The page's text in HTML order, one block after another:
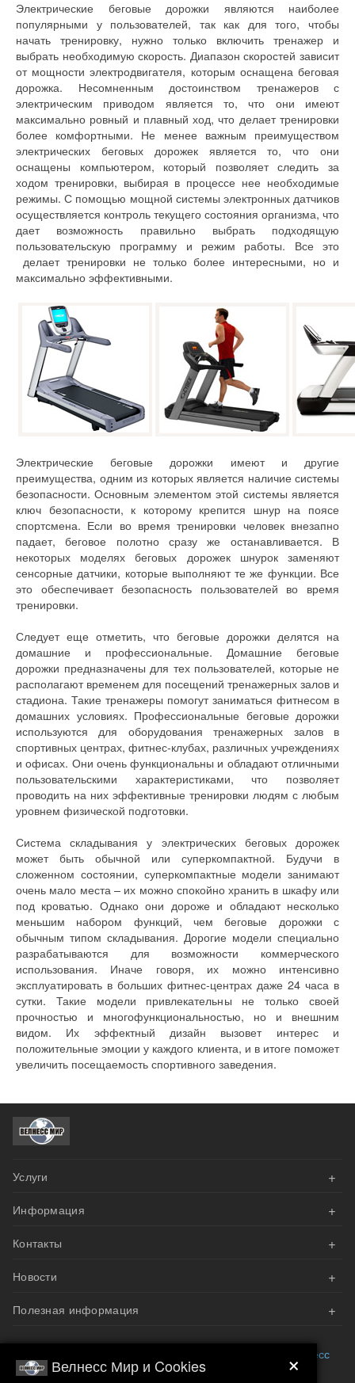
Электрические беговые дорожки являются наиболее
популярными у пользователей, так как для того, чтобы
начать тренировку, нужно только включить тренажер и
выбрать необходимую скорость. Диапазон скоростей зависит
от мощности электродвигателя, которым оснащена беговая
дорожка. Несомненным достоинством тренажеров с
электрическим приводом является то, что они имеют
максимально ровный и плавный ход, что делает тренировки
более комфортными. Не менее важным преимуществом
электрических беговых дорожек является то, что они
оснащены компьютером, который позволяет следить за
ходом тренировки, выбирая в процессе нее необходимые
режимы. С помощью мощной системы электронных датчиков
осуществляется контроль текущего состояния организма, что
дает возможность правильно выбрать подходящую
пользовательскую программу и режим работы. Все это
делает тренировки не только более интересными, но и
максимально эффективными.
Электрические беговые дорожки имеют и другие
преимущества, одним из которых является наличие системы
безопасности. Основным элементом этой системы является
ключ безопасности, к которому крепится шнур на поясе
спортсмена. Если во время тренировки человек внезапно
падает, беговое полотно сразу же останавливается. В
некоторых моделях беговых дорожек шнурок заменяют
сенсорные датчики, которые выполняют те же функции. Все
это обеспечивает безопасность пользователей во время
тренировки.
Следует еще отметить, что беговые дорожки делятся на
домашние и профессиональные. Домашние беговые
дорожки предназначены для тех пользователей, которые не
располагают временем для посещений тренажерных залов и
стадиона. Такие тренажеры помогут заниматься фитнесом в
домашних условиях. Профессиональные беговые дорожки
используются для оборудования тренажерных залов в
спортивных центрах, фитнес-клубах, различных учреждениях
и офисах. Они очень функциональны и обладают отличными
пользовательскими характеристиками, что позволяет
проводить на них эффективные тренировки людям с любым
уровнем физической подготовки.
Система складывания у электрических беговых дорожек
может быть обычной или суперкомпактной. Будучи в
сложенном состоянии, суперкомпактные модели занимают
очень мало места – их можно спокойно хранить в шкафу или
под кроватью. Однако они дороже и обладают несколько
меньшим набором функций, чем беговые дорожки с
обычным типом складывания. Дорогие модели специально
разрабатываются для возможности коммерческого
использования. Иначе говоря, их можно интенсивно
эксплуатировать в больших фитнес-центрах даже 24 часа в
сутки. Такие модели привлекательны не только своей
прочностью и многофункциональностью, но и внешним
видом. Их эффектный дизайн вызовет интерес и
положительные эмоции у каждого клиента, и в итоге поможет
увеличить посещаемость спортивного заведения.
Услуги +
АКЦИИ
Велнесс Дизайн
Наши проекты
Информация +
Оплата
Доставка и сборка
Гарантия
Подписка на новости
Контакты +
Напишите нам эл.письмо
Мы вам перезвоним
Наши контакты
Новости +
Реализован проект приватного фитнес-зала на базе
представлена в каталоге «Велнесс Мир»
Полезная информация +
Преимущества тренажерного зала
Зона свободных весов
Велнесс
Мир.
×
Велнесс Мир и Cookies